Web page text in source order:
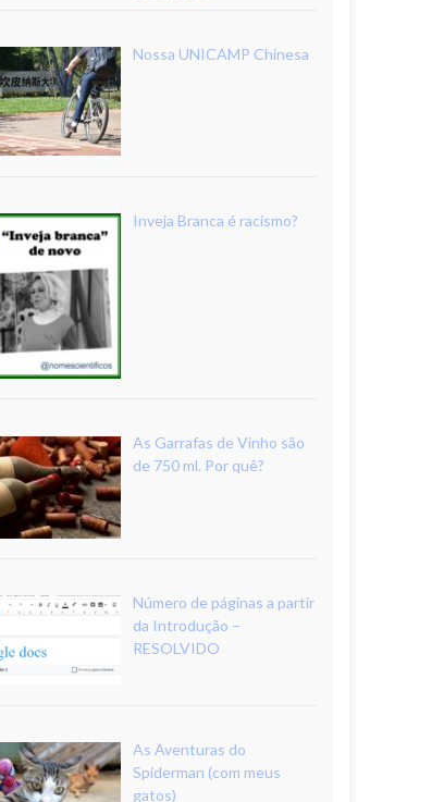
Nossa UNICAMP Chinesa
Inveja Branca é racismo?
As Garrafas de Vinho são
de 750 ml. Por quê?
Número de páginas a partir
da Introdução –
RESOLVIDO
As Aventuras do
Spiderman (com meus
gatos)